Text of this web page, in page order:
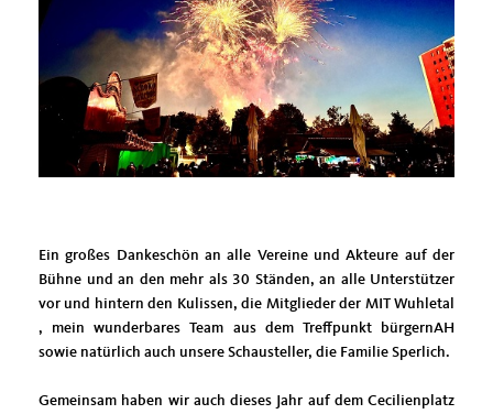
Ein großes Dankeschön an alle Vereine und Akteure auf der
Bühne und an den mehr als 30 Ständen, an alle Unterstützer
vor und hintern den Kulissen, die Mitglieder der MIT Wuhletal
, mein wunderbares Team aus dem Treffpunkt bürgernAH
sowie natürlich auch unsere Schausteller, die Familie Sperlich.
Gemeinsam haben wir auch dieses Jahr auf dem Cecilienplatz